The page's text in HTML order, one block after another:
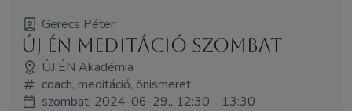
Gerecs Péter
Új Én Meditáció Szombat
ÚJ ÉN Akadémia
coach, meditáció, önismeret
szombat, 2024-06-29., 12:30 - 13:30